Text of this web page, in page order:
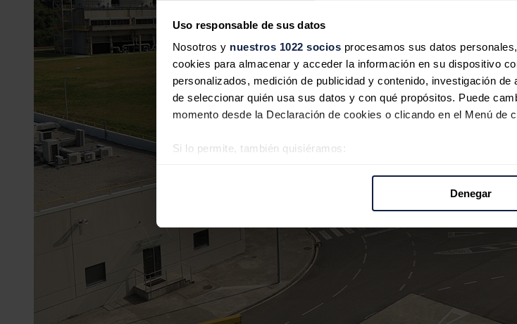
Uso responsable de sus datos
Nosotros y nuestros 1022 socios procesamos sus datos
cookies para almacenar y acceder la información en su dispositivo
personalizados, medición de publicidad y contenido, investigación
de seleccionar quién usa sus datos y con qué propósitos. Puede
momento desde la Declaración de cookies o clicando en el Menú de
Si lo permite, también quisiéramos:
Las cookies de este sitio web se usan para personalizar el
y analizar el tráfico. Además, compartimos información sobre el uso
redes sociales, publicidad y análisis web, quienes pueden
que hayan recopilado a partir del uso que haya hecho de sus servicios.
Denegar